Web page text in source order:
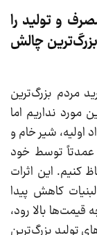
و تولید را
چالش
مردم بزرگ‌ترین
نداریم اما
شیر خام و
عمدتاً توسط خود
کنیم. این اثرات
کاهش پیدا
بالا رود،
تولید بزرگ‌ترین